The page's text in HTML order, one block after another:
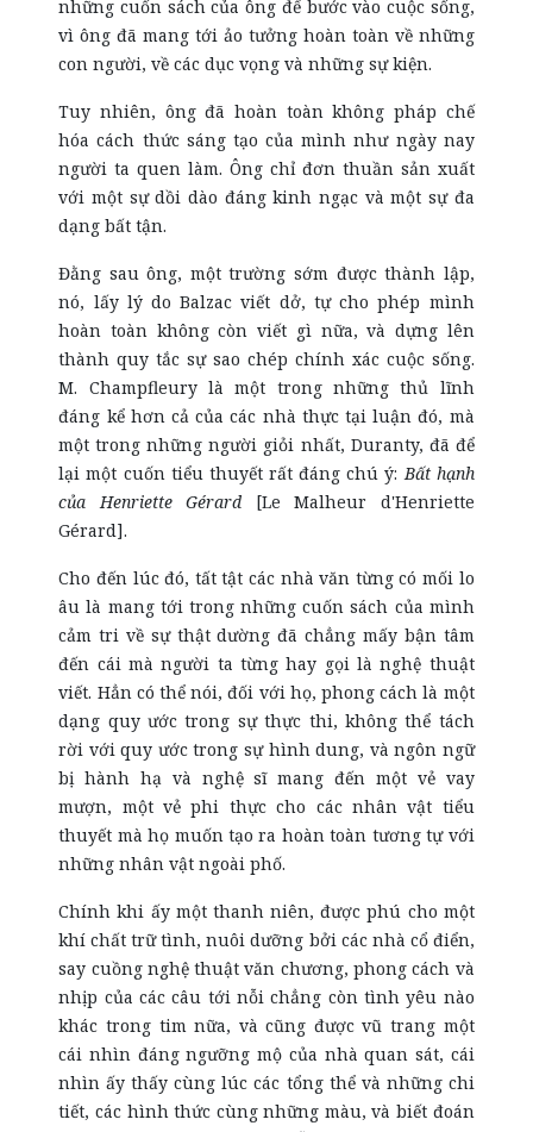
những cuốn sách của ông để bước vào cuộc sống,
vì ông đã mang tới ảo tưởng hoàn toàn về những
con người, về các dục vọng và những sự kiện.
Tuy nhiên, ông đã hoàn toàn không pháp chế
hóa cách thức sáng tạo của mình như ngày nay
người ta quen làm. Ông chỉ đơn thuần sản xuất
với một sự dồi dào đáng kinh ngạc và một sự đa
dạng bất tận.
Đằng sau ông, một trường sớm được thành lập,
nó, lấy lý do Balzac viết dở, tự cho phép mình
hoàn toàn không còn viết gì nữa, và dựng lên
thành quy tắc sự sao chép chính xác cuộc sống.
M. Champfleury là một trong những thủ lĩnh
đáng kể hơn cả của các nhà thực tại luận đó, mà
một trong những người giỏi nhất, Duranty, đã để
lại một cuốn tiểu thuyết rất đáng chú ý:Bất hạnh
của Henriette Gérard [Le Malheur d'Henriette
Gérard].
Cho đến lúc đó, tất tật các nhà văn từng có mối lo
âu là mang tới trong những cuốn sách của mình
cảm tri về sự thật dường đã chẳng mấy bận tâm
đến cái mà người ta từng hay gọi là nghệ thuật
viết. Hẳn có thể nói, đối với họ, phong cách là một
dạng quy ước trong sự thực thi, không thể tách
rời với quy ước trong sự hình dung, và ngôn ngữ
bị hành hạ và nghệ sĩ mang đến một vẻ vay
mượn, một vẻ phi thực cho các nhân vật tiểu
thuyết mà họ muốn tạo ra hoàn toàn tương tự với
những nhân vật ngoài phố.
Chính khi ấy một thanh niên, được phú cho một
khí chất trữ tình, nuôi dưỡng bởi các nhà cổ điển,
say cuồng nghệ thuật văn chương, phong cách và
nhịp của các câu tới nỗi chẳng còn tình yêu nào
khác trong tim nữa, và cũng được vũ trang một
cái nhìn đáng ngưỡng mộ của nhà quan sát, cái
nhìn ấy thấy cùng lúc các tổng thể và những chi
tiết, các hình thức cùng những màu, và biết đoán